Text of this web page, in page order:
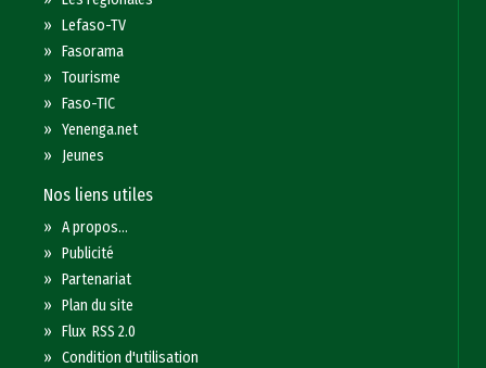
»Lefaso-TV
»Fasorama
»Tourisme
»Faso-TIC
»Yenenga.net
» Jeunes
Nos liens utiles
»A propos...
»Publicité
»Partenariat
»Plan du site
»Flux RSS 2.0
»Condition d'utilisation